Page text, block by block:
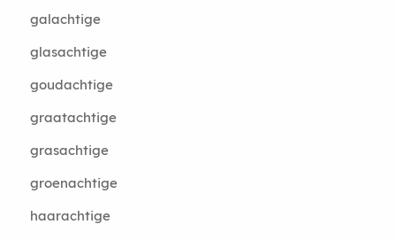
galachtige
glasachtige
goudachtige
graatachtige
grasachtige
groenachtige
haarachtige